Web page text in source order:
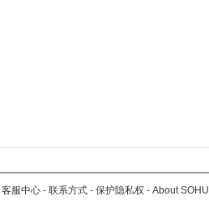
客服中心 - 联系方式 - 保护隐私权 - About SOHU